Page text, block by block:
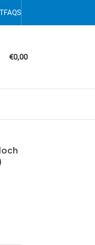
FAQS
€0,00